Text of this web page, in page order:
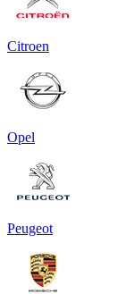
Citroen
Opel
Peugeot